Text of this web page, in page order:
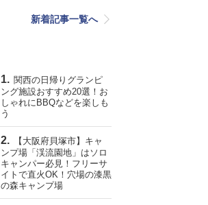
新着記事一覧へ
関西の日帰りグランピ
ング施設おすすめ20選！お
しゃれにBBQなどを楽しも
う
【大阪府貝塚市】キャ
ンプ場「渓流園地」はソロ
キャンパー必見！フリーサ
イトで直火OK！穴場の漆黒
の森キャンプ場